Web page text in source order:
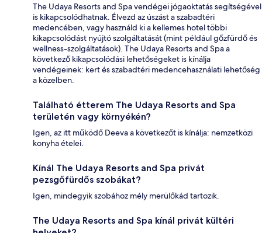
The Udaya Resorts and Spa vendégei jógaoktatás segítségével
is kikapcsolódhatnak. Élvezd az úszást a szabadtéri
medencében, vagy használd ki a kellemes hotel többi
kikapcsolódást nyújtó szolgáltatását (mint például gőzfürdő és
wellness-szolgáltatások). The Udaya Resorts and Spa a
következő kikapcsolódási lehetőségeket is kínálja
vendégeinek: kert és szabadtéri medencehasználati lehetőség
a közelben.
Található étterem The Udaya Resorts and Spa
területén vagy környékén?
Igen, az itt működő Deeva a következőt is kínálja: nemzetközi
konyha ételei.
Kínál The Udaya Resorts and Spa privát
pezsgőfürdős szobákat?
Igen, mindegyik szobához mély merülőkád tartozik.
The Udaya Resorts and Spa kínál privát kültéri